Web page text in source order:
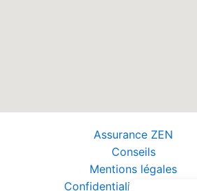
Assurance ZEN
Conseils
Mentions légales
Confidentialité et Données